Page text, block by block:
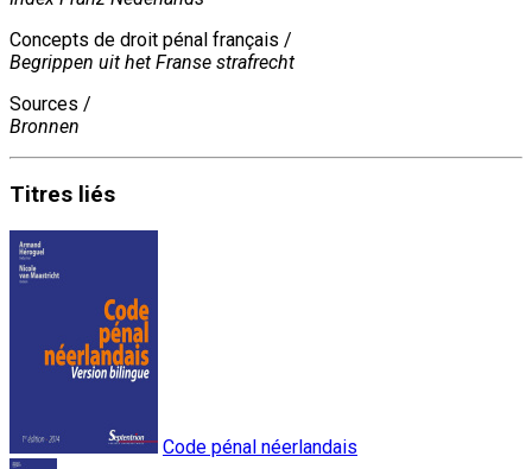
Concepts de droit pénal français /
Begrippen uit het Franse strafrecht
Sources /
Bronnen
Titres liés
Code pénal néerlandais